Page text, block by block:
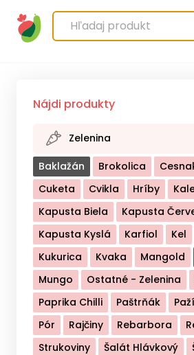
Nájdi produkty
Zelenina
Baklažán Brokolica
Cuketa
Cvikla Hríby
Kapusta Biela
Kapusta
Kapusta Kyslá
Karfiol Kel
Kukurica
Kvaka Mangold
Mungo
Ostatné - Zelenina
Paprika Chilli
Paštrňák
Pór
Rajčiny Rebarbora
Strukoviny
Šalát Hlávkový